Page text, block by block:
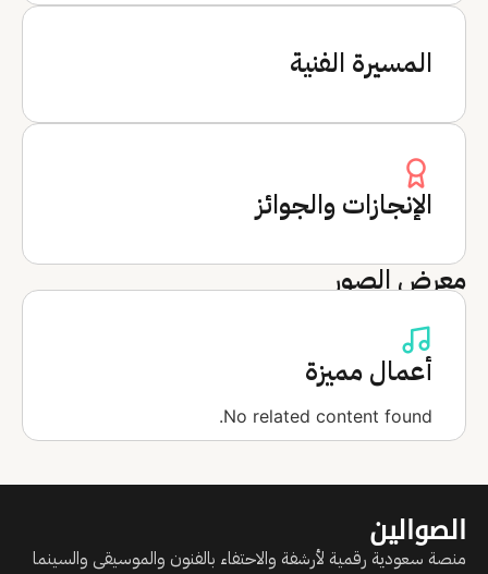
المسيرة الفنية
الإنجازات والجوائز
معرض الصور
أعمال مميزة
No related content found.
الصوالين
منصة سعودية رقمية لأرشفة والاحتفاء بالفنون والموسيقى والسينما